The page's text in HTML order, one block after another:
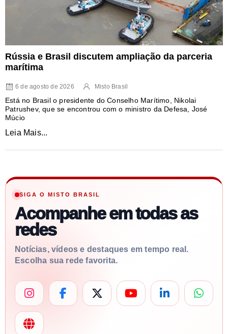
Rússia e Brasil discutem ampliação da parceria
marítima
6 de agosto de 2026 Misto Brasil
Está no Brasil o presidente do Conselho Marítimo, Nikolai
Patrushev, que se encontrou com o ministro da Defesa, José
Múcio
Leia Mais...
SIGA O MISTO BRASIL
Acompanhe em todas as
redes
Notícias, vídeos e destaques em tempo real.
Escolha sua rede favorita.